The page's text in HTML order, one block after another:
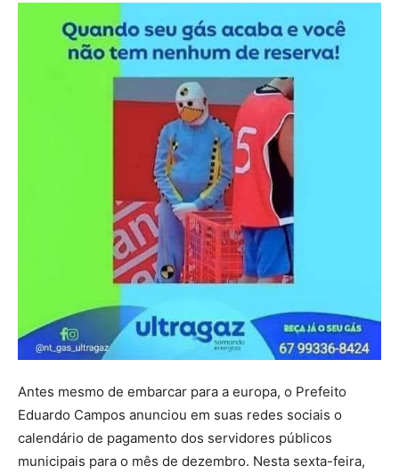
Antes mesmo de embarcar para a europa, o Prefeito
Eduardo Campos anunciou em suas redes sociais o
calendário de pagamento dos servidores públicos
municipais para o mês de dezembro. Nesta sexta-feira,